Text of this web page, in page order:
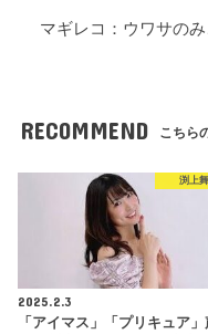
マギレコ：ウワサの
RECOMMEND こちら
渕上舞
2025.2.3
「アイマス」「プリキュア」